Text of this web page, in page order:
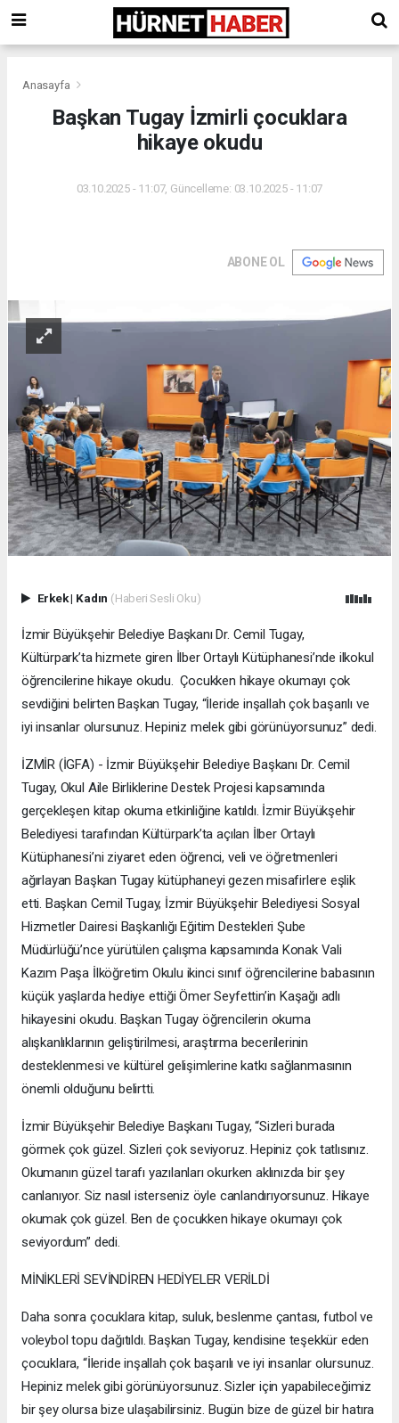
Anasayfa
Başkan Tugay İzmirli çocuklara
hikaye okudu
03.10.2025 - 11:07, Güncelleme: 03.10.2025 - 11:07
ABONE OL
Erkek| Kadın (Haberi Sesli Oku)
İzmir Büyükşehir Belediye Başkanı Dr. Cemil Tugay,
Kültürpark’ta hizmete giren İlber Ortaylı Kütüphanesi’nde ilkokul
öğrencilerine hikaye okudu. Çocukken hikaye okumayı çok
sevdiğini belirten Başkan Tugay, “İleride inşallah çok başarılı ve
iyi insanlar olursunuz. Hepiniz melek gibi görünüyorsunuz” dedi.
İZMİR (İGFA) - İzmir Büyükşehir Belediye Başkanı Dr. Cemil
Tugay, Okul Aile Birliklerine Destek Projesi kapsamında
gerçekleşen kitap okuma etkinliğine katıldı. İzmir Büyükşehir
Belediyesi tarafından Kültürpark’ta açılan İlber Ortaylı
Kütüphanesi’ni ziyaret eden öğrenci, veli ve öğretmenleri
ağırlayan Başkan Tugay kütüphaneyi gezen misafirlere eşlik
etti. Başkan Cemil Tugay, İzmir Büyükşehir Belediyesi Sosyal
Hizmetler Dairesi Başkanlığı Eğitim Destekleri Şube
Müdürlüğü’nce yürütülen çalışma kapsamında Konak Vali
Kazım Paşa İlköğretim Okulu ikinci sınıf öğrencilerine babasının
küçük yaşlarda hediye ettiği Ömer Seyfettin’in Kaşağı adlı
hikayesini okudu. Başkan Tugay öğrencilerin okuma
alışkanlıklarının geliştirilmesi, araştırma becerilerinin
desteklenmesi ve kültürel gelişimlerine katkı sağlanmasının
önemli olduğunu belirtti.
İzmir Büyükşehir Belediye Başkanı Tugay, “Sizleri burada
görmek çok güzel. Sizleri çok seviyoruz. Hepiniz çok tatlısınız.
Okumanın güzel tarafı yazılanları okurken aklınızda bir şey
canlanıyor. Siz nasıl isterseniz öyle canlandırıyorsunuz. Hikaye
okumak çok güzel. Ben de çocukken hikaye okumayı çok
seviyordum” dedi.
MİNİKLERİ SEVİNDİREN HEDİYELER VERİLDİ
Daha sonra çocuklara kitap, suluk, beslenme çantası, futbol ve
voleybol topu dağıtıldı. Başkan Tugay, kendisine teşekkür eden
çocuklara, “İleride inşallah çok başarılı ve iyi insanlar olursunuz.
Hepiniz melek gibi görünüyorsunuz. Sizler için yapabileceğimiz
bir şey olursa bize ulaşabilirsiniz. Bugün bize de güzel bir hatıra